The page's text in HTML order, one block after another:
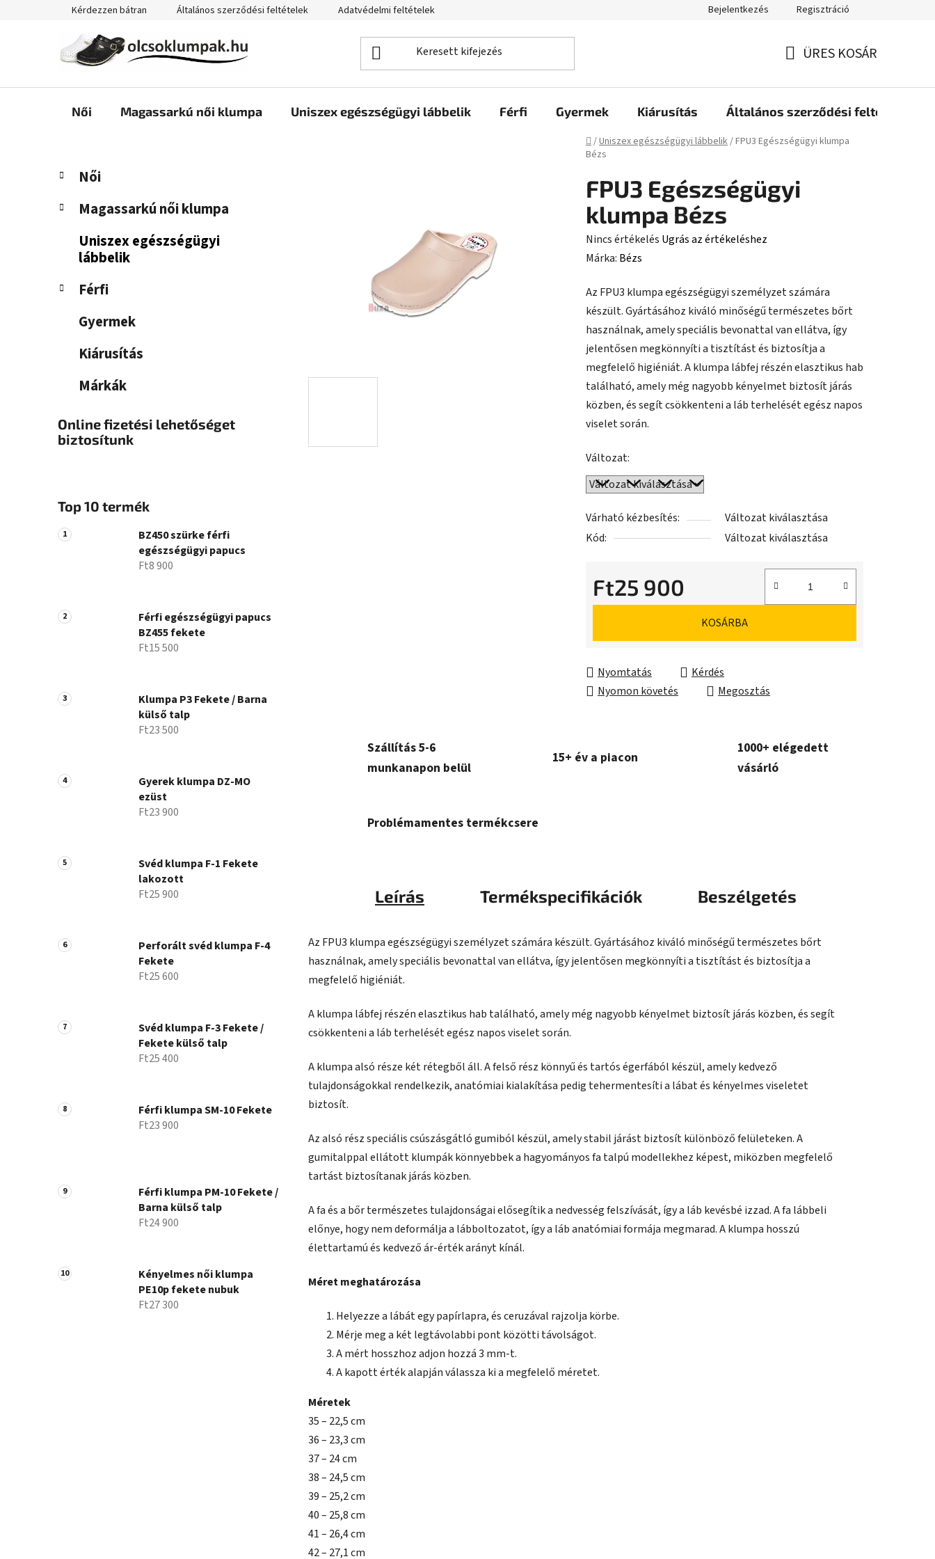
tartalomhoz
Kérdezzen bátran Általános szerződési feltételek Adatvédelmi feltételek Bejelentkezés Regisztráció
ÜRES KOSÁR
Női Magassarkú női klumpa Uniszex egészségügyi lábbelik Férfi Gyermek Kiárusítás Általános szerződési feltételek
Kezdőlap
/Uniszex egészségügyi lábbelik/FPU3 Egészségügyi klumpa
Bézs
O
d
p
Kategóriák
átugrása
K
a
e
á
Női
Magassarkú női klumpa
Uniszex egészségügyi
lábbelik
Férfi
Gyermek
Kiárusítás
Márkák
Online fizetési lehetőséget
biztosítunk
Top 10 termék
BZ450 szürke férfi
egészségügyi papucs
Ft8 900
Férfi egészségügyi papucs
BZ455 fekete
Ft15 500
Klumpa P3 Fekete / Barna
külső talp
Ft23 500
Gyerek klumpa DZ-MO
ezüst
Ft23 900
Svéd klumpa F-1 Fekete
lakozott
Ft25 900
Perforált svéd klumpa F-4
Fekete
Ft25 600
Svéd klumpa F-3 Fekete /
Fekete külső talp
Ft25 400
Férfi klumpa SM-10 Fekete
Ft23 900
Férfi klumpa PM-10 Fekete /
Barna külső talp
Ft24 900
Kényelmes női klumpa
PE10p fekete nubuk
Ft27 300
FPU3 Egészségügyi
klumpa Bézs
A
termék
értékelése
5-
ből
0,0
csillag.
Nincs értékelés Ugrás az értékeléshez
Márka: Bézs
Az FPU3 klumpa egészségügyi személyzet számára
készült. Gyártásához kiváló minőségű természetes bőrt
használnak, amely speciális bevonattal van ellátva, így
jelentősen megkönnyíti a tisztítást és biztosítja a
megfelelő higiéniát. A klumpa lábfej részén elasztikus hab
található, amely még nagyobb kényelmet biztosít járás
közben, és segít csökkenteni a láb terhelését egész napos
viselet során.
Változat:
Várható kézbesítés:
Változat kiválasztása
Kód:
Változat kiválasztása
Ft25 900
Egységár:
KOSÁRBA
Nyomtatás
Kérdés
Nyomon követés
Megosztás
Szállítás 5-6
munkanapon belül
15+ év a piacon
1000+ elégedett
vásárló
Problémamentes termékcsere
Leírás Termékspecifikációk Beszélgetés
Az FPU3 klumpa egészségügyi személyzet számára készült. Gyártásához kiváló minőségű természetes bőrt
használnak, amely speciális bevonattal van ellátva, így jelentősen megkönnyíti a tisztítást és biztosítja a
megfelelő higiéniát.
A klumpa lábfej részén elasztikus hab található, amely még nagyobb kényelmet biztosít járás közben, és segít
csökkenteni a láb terhelését egész napos viselet során.
A klumpa alsó része két rétegből áll. A felső rész könnyű és tartós égerfából készül, amely kedvező
tulajdonságokkal rendelkezik, anatómiai kialakítása pedig tehermentesíti a lábat és kényelmes viseletet
biztosít.
Az alsó rész speciális csúszásgátló gumiból készül, amely stabil járást biztosít különböző felületeken. A
gumitalppal ellátott klumpák könnyebbek a hagyományos fa talpú modellekhez képest, miközben megfelelő
tartást biztosítanak járás közben.
A fa és a bőr természetes tulajdonságai elősegítik a nedvesség felszívását, így a láb kevésbé izzad. A fa lábbeli
előnye, hogy nem deformálja a lábboltozatot, így a láb anatómiai formája megmarad. A klumpa hosszú
élettartamú és kedvező ár-érték arányt kínál.
Méret meghatározása
Helyezze a lábát egy papírlapra, és ceruzával rajzolja körbe.
Mérje meg a két legtávolabbi pont közötti távolságot.
A mért hosszhoz adjon hozzá 3 mm-t.
A kapott érték alapján válassza ki a megfelelő méretet.
Méretek
35 – 22,5 cm
36 – 23,3 cm
37 – 24 cm
38 – 24,5 cm
39 – 25,2 cm
40 – 25,8 cm
41 – 26,4 cm
42 – 27,1 cm